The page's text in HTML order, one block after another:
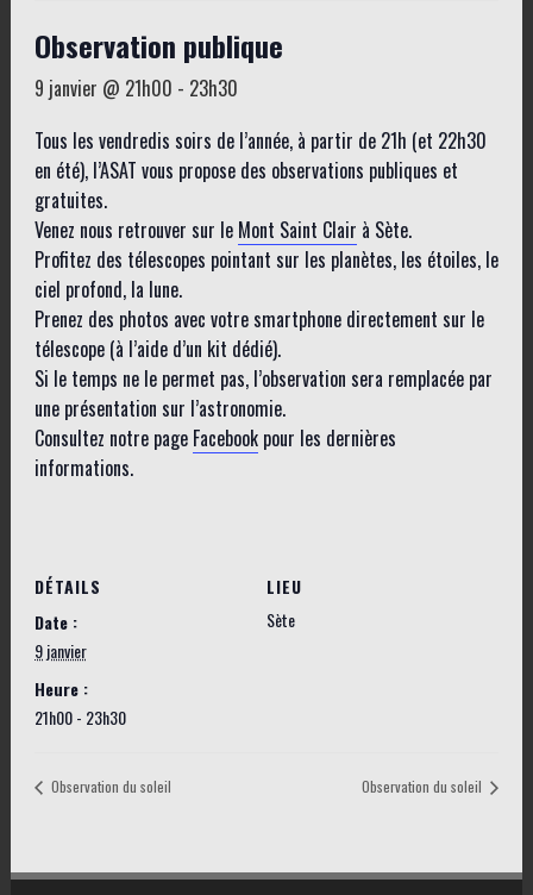
Observation publique
9 janvier @ 21h00 - 23h30
Tous les vendredis soirs de l’année, à partir de 21h (et 22h30
en été), l’ASAT vous propose des observations publiques et
gratuites.
Venez nous retrouver sur le Mont Saint Clair à Sète.
Profitez des télescopes pointant sur les planètes, les étoiles, le
ciel profond, la lune.
Prenez des photos avec votre smartphone directement sur le
télescope (à l’aide d’un kit dédié).
Si le temps ne le permet pas, l’observation sera remplacée par
une présentation sur l’astronomie.
Consultez notre page Facebookpour les dernières
informations.
DÉTAILS
Date :
9 janvier
Heure :
21h00 - 23h30
LIEU
Sète
Observation du soleil Observation du soleil